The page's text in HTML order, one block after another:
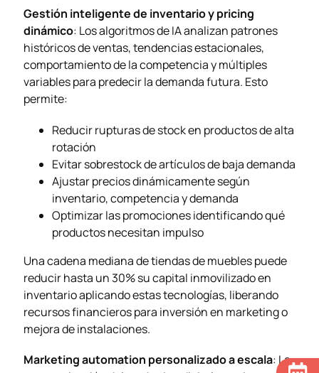
Gestión inteligente de inventario y pricing
dinámico: Los algoritmos de IA analizan patrones
históricos de ventas, tendencias estacionales,
comportamiento de la competencia y múltiples
variables para predecir la demanda futura. Esto
permite:
Reducir rupturas de stock en productos de alta
rotación
Evitar sobrestock de artículos de baja demanda
Ajustar precios dinámicamente según
inventario, competencia y demanda
Optimizar las promociones identificando qué
productos necesitan impulso
Una cadena mediana de tiendas de muebles puede
reducir hasta un 30% su capital inmovilizado en
inventario aplicando estas tecnologías, liberando
recursos financieros para inversión en marketing o
mejora de instalaciones.
Marketing automation personalizado a escala: La